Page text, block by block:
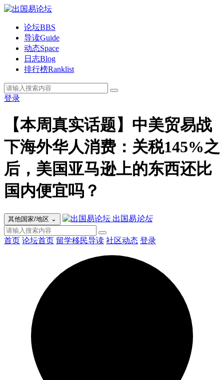
论坛BBS
导读Guide
动态Space
日志Blog
排行榜Ranklist
登录
【本周真实话题】中美贸易战
下海外华人消费：关税145%之
后，美国亚马逊上的东西还比
国内便宜吗？
其他国家/地区 ⌄ 出国易论坛
首页 论坛首页 留学移民导读 社区动态 登录